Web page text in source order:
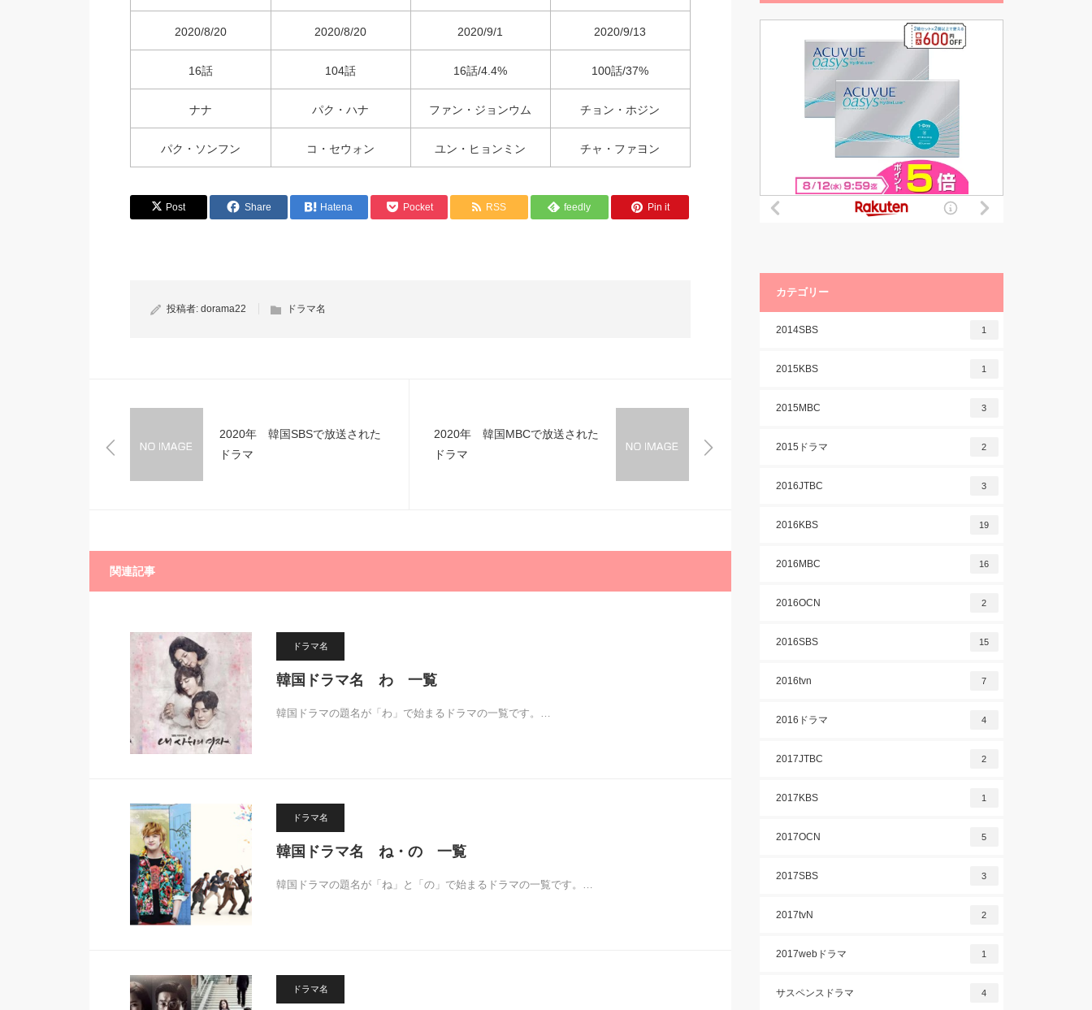
2020/8/20 2020/8/20 2020/9/1 2020/9/13
16話 104話 16話/4.4% 100話/37%
ナナ パク・ハナ ファン・ジョンウム チョン・ホジン
パク・ソンフン コ・セウォン ユン・ヒョンミン チャ・ファヨン
Post Share Hatena Pocket RSS feedly Pin it
投稿者: dorama22 ドラマ名
2020年 韓国SBSで放送された
ドラマ
2020年 韓国MBCで放送された
ドラマ
関連記事
ドラマ名
韓国ドラマ名 わ 一覧
韓国ドラマの題名が「わ」で始まるドラマの一覧です。…
ドラマ名
韓国ドラマ名 ね・の 一覧
韓国ドラマの題名が「ね」と「の」で始まるドラマの一覧です。…
ドラマ名
カテゴリー
2014SBS 1
2015KBS 1
2015MBC 3
2015ドラマ 2
2016JTBC 3
2016KBS 19
2016MBC 16
2016OCN 2
2016SBS 15
2016tvn 7
2016ドラマ 4
2017JTBC 2
2017KBS 1
2017OCN 5
2017SBS 3
2017tvN 2
2017webドラマ 1
サスペンスドラマ 4